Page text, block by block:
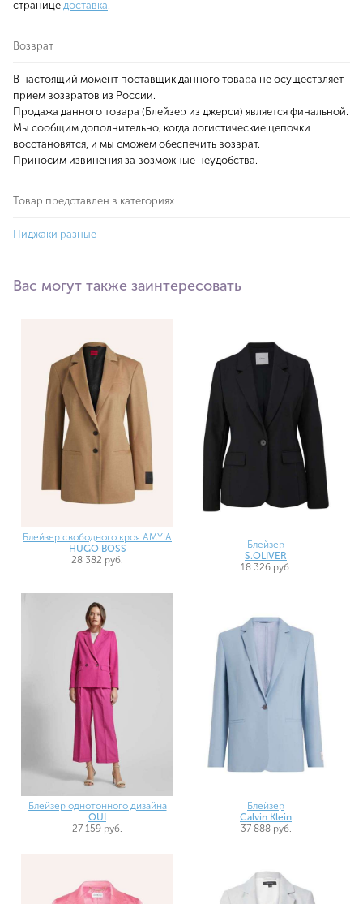
странице доставка.
Возврат
В настоящий момент поставщик данного товара не осуществляет
прием возвратов из России.
Продажа данного товара (Блейзер из джерси) является финальной.
Мы сообщим дополнительно, когда логистические цепочки
восстановятся, и мы сможем обеспечить возврат.
Приносим извинения за возможные неудобства.
Товар представлен в категориях
Пиджаки разные
Вас могут также заинтересовать
Блейзер свободного кроя AMYIA
HUGO BOSS
28 382 руб.
Блейзер
S.OLIVER
18 326 руб.
Блейзер однотонного дизайна
OUI
27 159 руб.
Блейзер
Calvin Klein
37 888 руб.